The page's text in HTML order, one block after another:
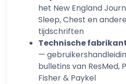
het New England
Sleep, Chest en
tijdschriften
Technische
—
bulletins van ResMed,
Fisher & Paykel